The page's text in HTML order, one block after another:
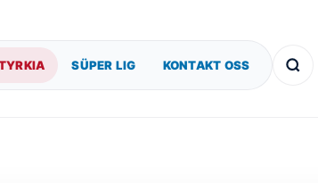
SÜPER LIG KONTAKT OSS